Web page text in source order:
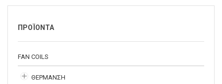
ΠΡΟΪΟΝΤΑ
FAN COILS
ΘΕΡΜΑΝΣΗ